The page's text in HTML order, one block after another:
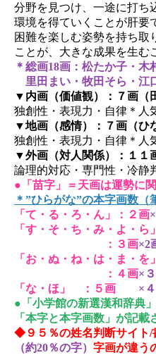
分野を見つけ、一途に打ち
環境を得ていくことが肝要
困難を楽しむ姿勢を持ち取
ことが、大きな成果を生む
＊総画18画：松たか子・木
里田まい・牧田そら・江
▼内画（価値観）：７画（
独創性・表現力・自律＊人
▼地画（感情）：７画（ひ
独創性・表現力・自律＊人
▼外画（対人関係）：１１
論理的対応・専門性・冷静
●「苗字」＝天画は運勢に
＊”ひらがな”の本字画数（
「て・る・ろ・ん」：２画
「す・そ・ち・み・よ・ら」
：３画×2
「お・ぬ・ね・は・ま・を」
：４画×
「な・ほ」 ：５画
×
●「小学館の新選漢和辞典
「本字と本字画数」が記載
◆９５％の姓名判断サイト/
（約20％の字） 字画が違う